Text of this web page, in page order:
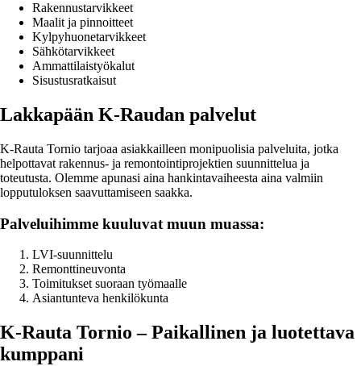
Rakennustarvikkeet
Maalit ja pinnoitteet
Kylpyhuonetarvikkeet
Sähkötarvikkeet
Ammattilaistyökalut
Sisustusratkaisut
Lakkapään K-Raudan palvelut
K-Rauta Tornio tarjoaa asiakkailleen monipuolisia palveluita, jotka
helpottavat rakennus- ja remontointiprojektien suunnittelua ja
toteutusta. Olemme apunasi aina hankintavaiheesta aina valmiin
lopputuloksen saavuttamiseen saakka.
Palveluihimme kuuluvat muun muassa:
LVI-suunnittelu
Remonttineuvonta
Toimitukset suoraan työmaalle
Asiantunteva henkilökunta
K-Rauta Tornio – Paikallinen ja luotettava
kumppani